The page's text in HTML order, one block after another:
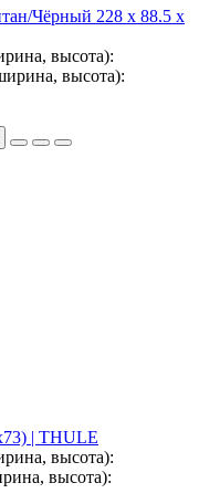
Чёрный 228 x 88.5 x
высота):
высота):
| THULE
высота):
высота):